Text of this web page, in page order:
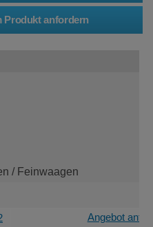
/ Feinwaagen
Angebot